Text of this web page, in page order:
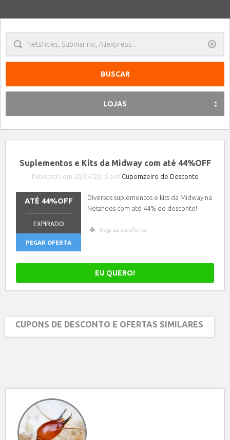
LOJAS
Suplementos e Kits da Midway com até 44%OFF
Publicado em 30/04/2016 por Cupomzeiro de Desconto
ATÉ 44%OFF
EXPIRADO
PEGAR OFERTA
Diversos suplementos e kits da Midway na
Netshoes com até 44% de desconto!
Regras da oferta
EU QUERO!
CUPONS DE DESCONTO E OFERTAS SIMILARES